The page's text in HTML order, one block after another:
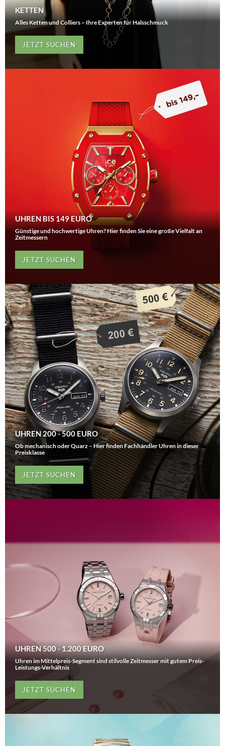
KETTEN
Alles Ketten und Colliers – Ihre Experten für Halsschmuck
JETZT SUCHEN
UHREN BIS 149 EURO
Günstige und hochwertige Uhren? Hier finden Sie eine große Vielfalt an
Zeitmessern
JETZT SUCHEN
UHREN 200 - 500 EURO
Ob mechanisch oder Quarz – Hier finden Fachhändler Uhren in dieser
Preisklasse
JETZT SUCHEN
UHREN 500 - 1.200 EURO
Uhren im Mittelpreis-Segment sind stilvolle Zeitmesser mit gutem Preis-
Leistungs-Verhältnis
JETZT SUCHEN